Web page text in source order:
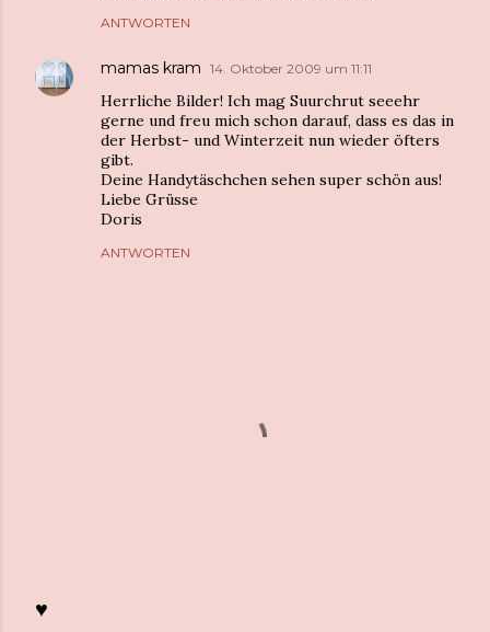
ANTWORTEN
mamas kram 14. Oktober 2009 um 11:11
Herrliche Bilder! Ich mag Suurchrut seeehr
gerne und freu mich schon darauf, dass es das in
der Herbst- und Winterzeit nun wieder öfters
gibt.
Deine Handytäschchen sehen super schön aus!
Liebe Grüsse
Doris
ANTWORTEN
♥